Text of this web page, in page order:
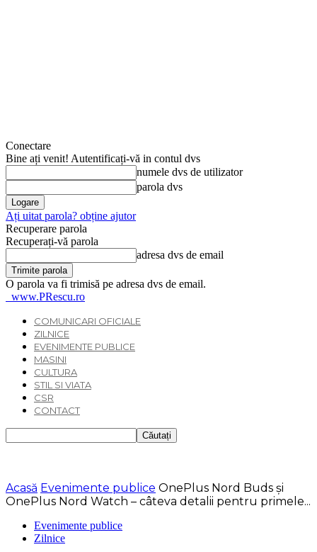
Conectare
Bine ați venit! Autentificați-vă in contul dvs
numele dvs de utilizator
parola dvs
Ați uitat parola? obține ajutor
Recuperare parola
Recuperați-vă parola
adresa dvs de email
O parola va fi trimisă pe adresa dvs de email.
www.PRescu.ro
COMUNICARI OFICIALE
ZILNICE
EVENIMENTE PUBLICE
MASINI
CULTURA
STIL SI VIATA
CSR
CONTACT
Acasă Evenimente publice OnePlus Nord Buds şi
OnePlus Nord Watch – câteva detalii pentru primele...
Evenimente publice
Zilnice